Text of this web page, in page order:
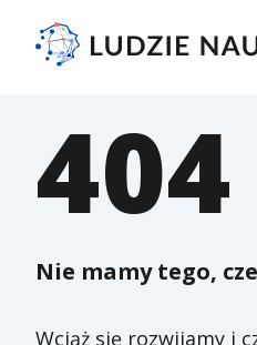
404
Nie mamy tego,
Wciąż się rozwijamy i